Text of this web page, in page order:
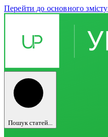
Перейти до основного змісту
Пошук статей...